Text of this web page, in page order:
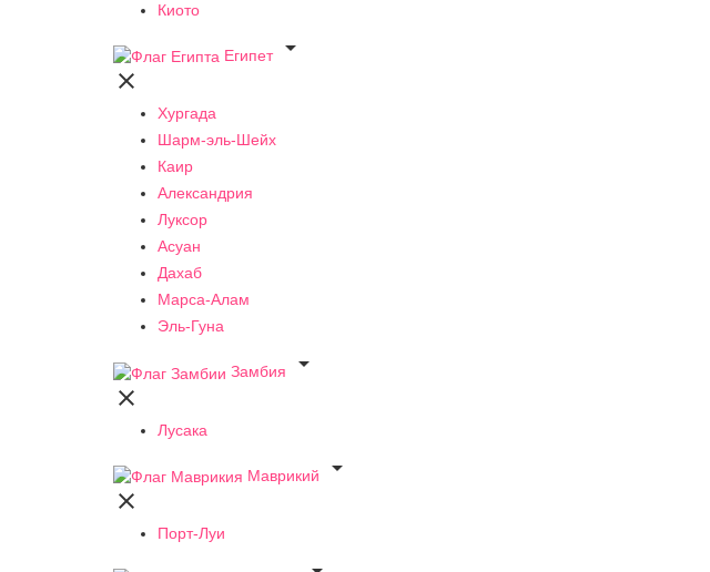
Киото
Египет


Хургада
Шарм-эль-Шейх
Каир
Александрия
Луксор
Асуан
Дахаб
Марса-Алам
Эль-Гуна
Замбия


Лусака
Маврикий


Порт-Луи